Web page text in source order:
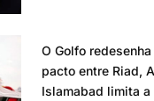
O Golfo
pacto entre Riad,
Islamabad limita